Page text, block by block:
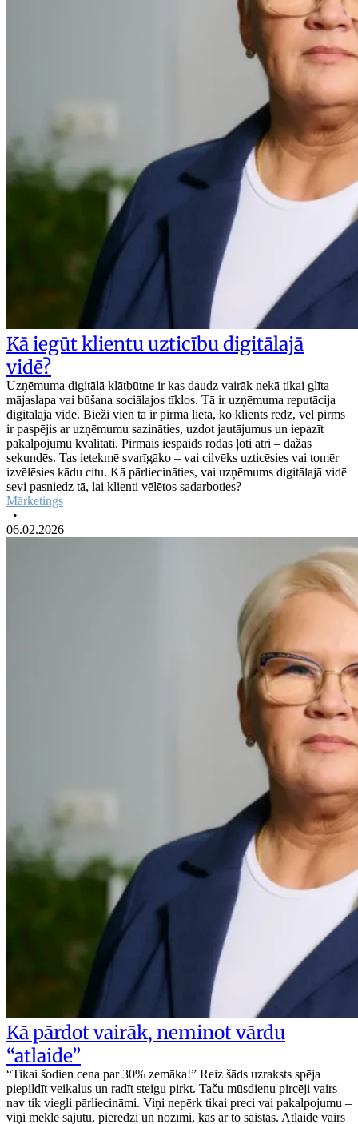
Kā iegūt klientu uzticību digitālajā
vidē?
Uzņēmuma digitālā klātbūtne ir kas daudz vairāk nekā tikai glīta
mājaslapa vai būšana sociālajos tīklos. Tā ir uzņēmuma reputācija
digitālajā vidē. Bieži vien tā ir pirmā lieta, ko klients redz, vēl pirms
ir paspējis ar uzņēmumu sazināties, uzdot jautājumus un iepazīt
pakalpojumu kvalitāti. Pirmais iespaids rodas ļoti ātri – dažās
sekundēs. Tas ietekmē svarīgāko – vai cilvēks uzticēsies vai tomēr
izvēlēsies kādu citu. Kā pārliecināties, vai uzņēmums digitālajā vidē
sevi pasniedz tā, lai klienti vēlētos sadarboties?
Mārketings
•
06.02.2026
Kā pārdot vairāk, neminot vārdu
“atlaide”
“Tikai šodien cena par 30% zemāka!” Reiz šāds uzraksts spēja
piepildīt veikalus un radīt steigu pirkt. Taču mūsdienu pircēji vairs
nav tik viegli pārliecināmi. Viņi nepērk tikai preci vai pakalpojumu –
viņi meklē sajūtu, pieredzi un nozīmi, kas ar to saistās. Atlaide vairs